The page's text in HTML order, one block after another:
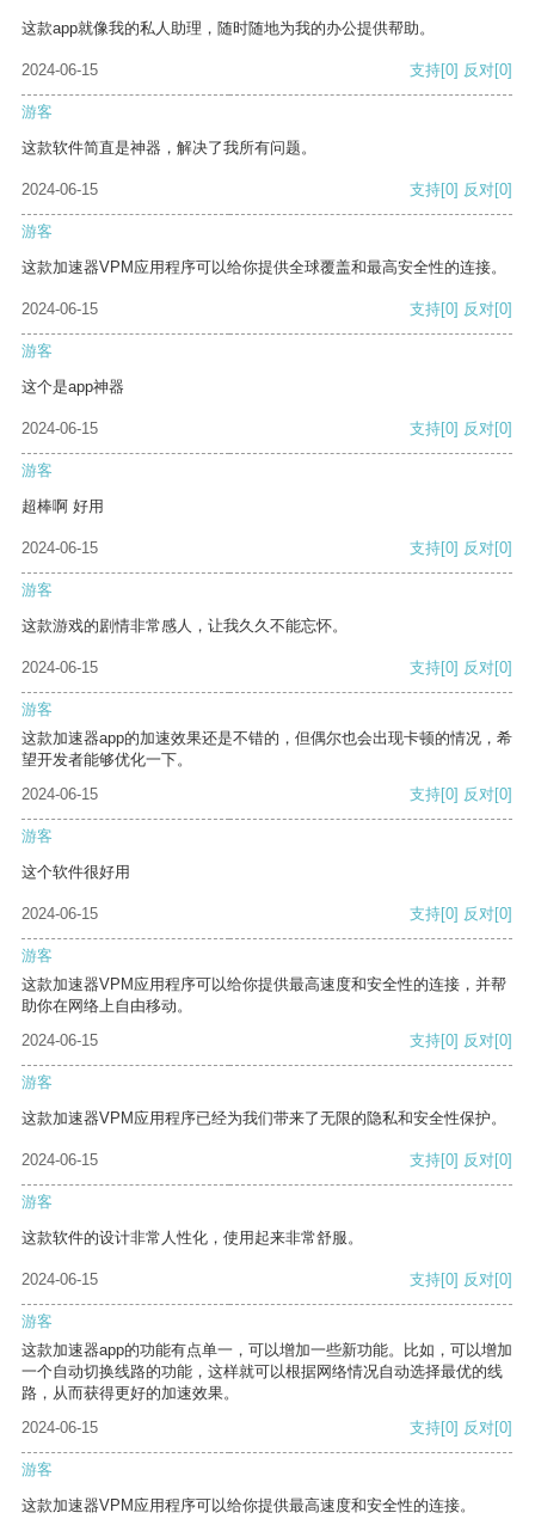
这款app就像我的私人助理，随时随地为我的办公提供帮助。
2024-06-15 支持[0] 反对[0]
游客
这款软件简直是神器，解决了我所有问题。
2024-06-15 支持[0] 反对[0]
游客
这款加速器VPM应用程序可以给你提供全球覆盖和最高安全性的连接。
2024-06-15 支持[0] 反对[0]
游客
这个是app神器
2024-06-15 支持[0] 反对[0]
游客
超棒啊 好用
2024-06-15 支持[0] 反对[0]
游客
这款游戏的剧情非常感人，让我久久不能忘怀。
2024-06-15 支持[0] 反对[0]
游客
这款加速器app的加速效果还是不错的，但偶尔也会出现卡顿的情况，希
望开发者能够优化一下。
2024-06-15
支持[0] 反对[0]
游客
这个软件很好用
2024-06-15 支持[0] 反对[0]
游客
这款加速器VPM应用程序可以给你提供最高速度和安全性的连接，并帮
助你在网络上自由移动。
2024-06-15
支持[0] 反对[0]
游客
这款加速器VPM应用程序已经为我们带来了无限的隐私和安全性保护。
2024-06-15 支持[0] 反对[0]
游客
这款软件的设计非常人性化，使用起来非常舒服。
2024-06-15 支持[0] 反对[0]
游客
这款加速器app的功能有点单一，可以增加一些新功能。比如，可以增加
一个自动切换线路的功能，这样就可以根据网络情况自动选择最优的线
路，从而获得更好的加速效果。
2024-06-15
支持[0] 反对[0]
游客
这款加速器VPM应用程序可以给你提供最高速度和安全性的连接。